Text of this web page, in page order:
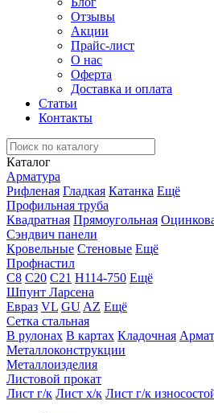
Отзывы
Акции
Прайс-лист
О нас
Оферта
Доставка и оплата
Статьи
Контакты
Каталог
Арматура
Рифленая Гладкая Катанка Ещё
Профильная труба
Квадратная Прямоугольная
Сэндвич панели
Кровельные Стеновые Ещё
Профнастил
С8 С20 С21 Н114-750 Ещё
Шпунт Ларсена
Евраз VL GU AZ Ещё
Сетка стальная
В рулонах В картах Кладочная
Металлоконструкции
Металлоизделия
Листовой прокат
Лист г/к Лист х/к Лист г/к